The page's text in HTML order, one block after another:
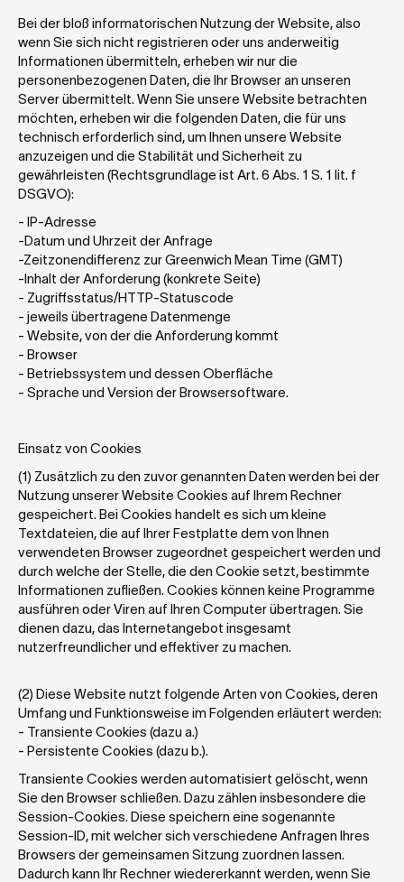
Bei der bloß informatorischen Nutzung der Website, also
wenn Sie sich nicht registrieren oder uns anderweitig
Informationen übermitteln, erheben wir nur die
personenbezogenen Daten, die Ihr Browser an unseren
Server übermittelt. Wenn Sie unsere Website betrachten
möchten, erheben wir die folgenden Daten, die für uns
technisch erforderlich sind, um Ihnen unsere Website
anzuzeigen und die Stabilität und Sicherheit zu
gewährleisten (Rechtsgrundlage ist Art. 6 Abs. 1 S. 1 lit. f
DSGVO):
- IP-Adresse
-Datum und Uhrzeit der Anfrage
-Zeitzonendifferenz zur Greenwich Mean Time (GMT)
-Inhalt der Anforderung (konkrete Seite)
- Zugriffsstatus/HTTP-Statuscode
- jeweils übertragene Datenmenge
- Website, von der die Anforderung kommt
- Browser
- Betriebssystem und dessen Oberfläche
- Sprache und Version der Browsersoftware.
Einsatz von Cookies
(1) Zusätzlich zu den zuvor genannten Daten werden bei der
Nutzung unserer Website Cookies auf Ihrem Rechner
gespeichert. Bei Cookies handelt es sich um kleine
Textdateien, die auf Ihrer Festplatte dem von Ihnen
verwendeten Browser zugeordnet gespeichert werden und
durch welche der Stelle, die den Cookie setzt, bestimmte
Informationen zufließen. Cookies können keine Programme
ausführen oder Viren auf Ihren Computer übertragen. Sie
dienen dazu, das Internetangebot insgesamt
nutzerfreundlicher und effektiver zu machen.
(2) Diese Website nutzt folgende Arten von Cookies, deren
Umfang und Funktionsweise im Folgenden erläutert werden:
- Transiente Cookies (dazu a.)
- Persistente Cookies (dazu b.).
Transiente Cookies werden automatisiert gelöscht, wenn
Sie den Browser schließen. Dazu zählen insbesondere die
Session-Cookies. Diese speichern eine sogenannte
Session-ID, mit welcher sich verschiedene Anfragen Ihres
Browsers der gemeinsamen Sitzung zuordnen lassen.
Dadurch kann Ihr Rechner wiedererkannt werden, wenn Sie